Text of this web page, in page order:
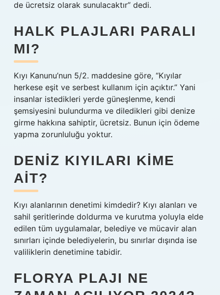
de ücretsiz olarak sunulacaktır” dedi.
HALK PLAJLARI PARALI
MI?
Kıyı Kanunu’nun 5/2. maddesine göre, “Kıyılar
herkese eşit ve serbest kullanım için açıktır.” Yani
insanlar istedikleri yerde güneşlenme, kendi
şemsiyesini bulundurma ve diledikleri gibi denize
girme hakkına sahiptir, ücretsiz. Bunun için ödeme
yapma zorunluluğu yoktur.
DENIZ KIYILARI KIME
AIT?
Kıyı alanlarının denetimi kimdedir? Kıyı alanları ve
sahil şeritlerinde doldurma ve kurutma yoluyla elde
edilen tüm uygulamalar, belediye ve mücavir alan
sınırları içinde belediyelerin, bu sınırlar dışında ise
valiliklerin denetimine tabidir.
FLORYA PLAJI NE